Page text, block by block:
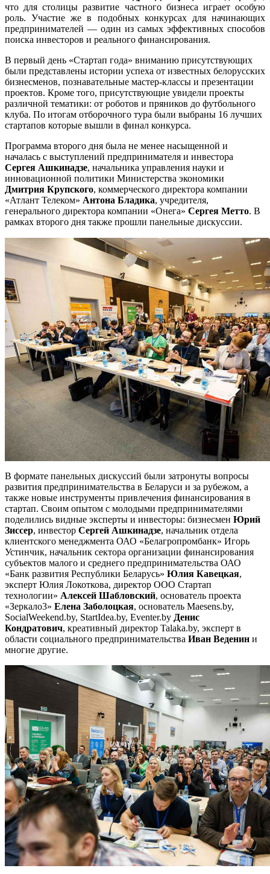
что для столицы развитие частного бизнеса играет особую
роль. Участие же в подобных конкурсах для начинающих
предпринимателей — один из самых эффективных способов
поиска инвесторов и реального финансирования.
В первый день «Стартап года» вниманию присутствующих
были представлены истории успеха от известных белорусских
бизнесменов, познавательные мастер-классы и презентации
проектов. Кроме того, присутствующие увидели проекты
различной тематики: от роботов и пряников до футбольного
клуба. По итогам отборочного тура были выбраны 16 лучших
стартапов которые вышли в финал конкурса.
Программа второго дня была не менее насыщенной и
началась с выступлений предпринимателя и инвестора
Сергея Ашкинадзе, начальника управления науки и
инновационной политики Министерства экономики
Дмитрия Крупского, коммерческого директора компании
«Атлант Телеком» Антона Бладика, учредителя,
генерального директора компании «Онега» Сергея Метто. В
рамках второго дня также прошли панельные дискуссии.
В формате панельных дискуссий были затронуты вопросы
развития предпринимательства в Беларуси и за рубежом, а
также новые инструменты привлечения финансирования в
стартап. Своим опытом с молодыми предпринимателями
поделились видные эксперты и инвесторы: бизнесмен Юрий
Зиссер, инвестор Сергей Ашкинадзе, начальник отдела
клиентского менеджмента ОАО «Белагропромбанк» Игорь
Устинчик, начальник сектора организации финансирования
субъектов малого и среднего предпринимательства ОАО
«Банк развития Республики Беларусь» Юлия Кавецкая,
эксперт Юлия Локоткова, директор ООО Стартап
технологии» Алексей Шабловский, основатель проекта
«Зеркало3» Елена Заболоцкая, основатель Maesens.by,
SoсialWeekend.by, StartIdea.by, Eventer.by Денис
Кондратович, креативный директор Talaka.by, эксперт в
области социального предпринимательства Иван Веденин и
многие другие.